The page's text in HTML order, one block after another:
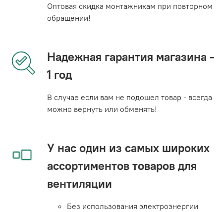
Оптовая скидка монтажникам при повторном
обращении!
Надежная гарантия магазина -
1 год
В случае если вам не подошел товар - всегда
можно вернуть или обменять!
У нас один из самых широких
ассортиментов товаров для
вентиляции
Без использования электроэнергии